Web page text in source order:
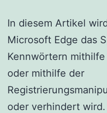
In diesem Artikel
Microsoft Edge das
Kennwörtern
oder mithilfe der
oder verhindert